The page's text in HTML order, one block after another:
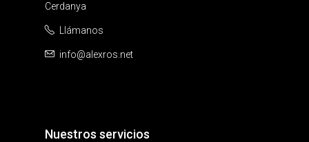
Cerdanya
Llámanos
info@alexros.net
Nuestros servicios